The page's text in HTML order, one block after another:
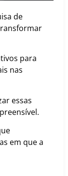
de
para
nas
essas
em que a